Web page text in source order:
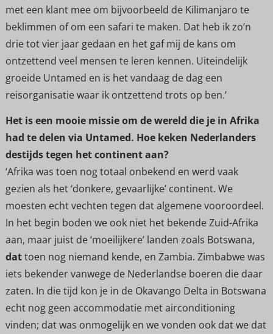
met een klant mee om bijvoorbeeld de Kilimanjaro te
beklimmen of om een safari te maken. Dat heb ik zo’n
drie tot vier jaar gedaan en het gaf mij de kans om
ontzettend veel mensen te leren kennen. Uiteindelijk
groeide Untamed en is het vandaag de dag een
reisorganisatie waar ik ontzettend trots op ben.’
Het is een mooie missie om de wereld die je in Afrika
had te delen via Untamed. Hoe keken Nederlanders
destijds tegen het continent aan?
‘Afrika was toen nog totaal onbekend en werd vaak
gezien als het ‘donkere, gevaarlijke’ continent. We
moesten echt vechten tegen dat algemene vooroordeel.
In het begin boden we ook niet het bekende Zuid-Afrika
aan, maar juist de ‘moeilijkere’ landen zoals Botswana,
dattoen nog niemand kende, en Zambia. Zimbabwe was
iets bekender vanwege de Nederlandse boeren die daar
zaten. In die tijd kon je in de Okavango Delta in Botswana
echt nog geen accommodatie met airconditioning
vinden; dat was onmogelijk en we vonden ook dat we dat